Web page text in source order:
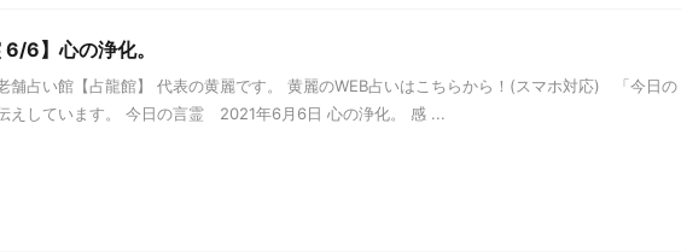
6/6】心の浄化。
舗占い館【占龍館】 代表の黄麗です。 黄麗のWEB占いはこちらから！(スマホ対応) 「今日の
えしています。 今日の言霊 2021年6月6日 心の浄化。 感 ...